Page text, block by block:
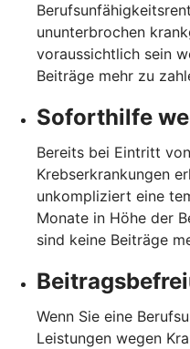
ununterbrochen
voraussichtlich sein
Beiträge mehr zu
Soforthilfe
Bereits bei Eintritt
Krebserkrankungen
unkompliziert eine
Monate in Höhe der
sind keine Beiträge
Wenn Sie eine
Leistungen wegen